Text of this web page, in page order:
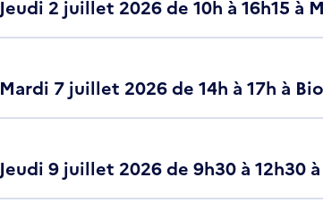
Jeudi 2 juillet 2026 de 10h à 16h15 à
Mardi 7 juillet 2026 de 14h à 17h à
Jeudi 9 juillet 2026 de 9h30 à 12h30